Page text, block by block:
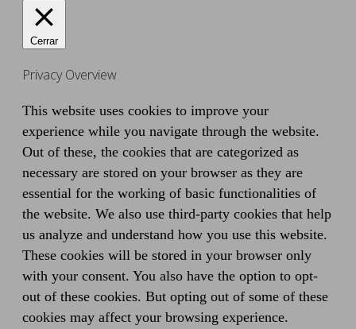
Cerrar
Privacy Overview
This website uses cookies to improve your
experience while you navigate through the website.
Out of these, the cookies that are categorized as
necessary are stored on your browser as they are
essential for the working of basic functionalities of
the website. We also use third-party cookies that help
us analyze and understand how you use this website.
These cookies will be stored in your browser only
with your consent. You also have the option to opt-
out of these cookies. But opting out of some of these
cookies may affect your browsing experience.